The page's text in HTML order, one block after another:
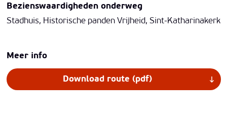
Bezienswaardigheden onderweg
Stadhuis, Historische panden Vrijheid, Sint-Katharinakerk
Meer info
Download route (pdf)